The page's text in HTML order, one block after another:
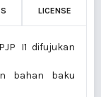
LICENSE
I1 difujukan
bahan baku